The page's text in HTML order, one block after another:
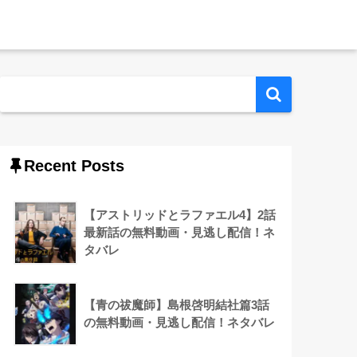
Recent Posts
【アストリッドとラファエル4】2話
最新話の無料動画・見逃し配信！ネ
タバレ
【青の祓魔師】島根啓明結社篇3話
の無料動画・見逃し配信！ネタバレ